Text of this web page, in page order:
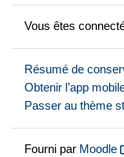
Vous êtes
Résumé de
Obtenir l’app
Passer au thème
Fourni par Moodle